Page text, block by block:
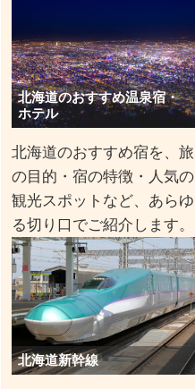
北海道のおすすめ温泉宿・
ホテル
北海道のおすすめ宿を、旅
の目的・宿の特徴・人気の
観光スポットなど、あらゆ
る切り口でご紹介します。
北海道新幹線